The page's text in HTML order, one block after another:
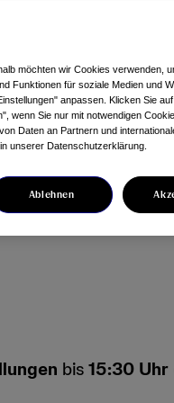
und Hilfe
sind wir für Sie
bis15:30 Uhr
möchten wir Cookies verwenden,
Funktionen für soziale Medien und
anpassen. Klicken Sie
wenn Sie nur mit notwendigen
Daten an Partnern und
unserer Datenschutzerklärung.
Ablehnen